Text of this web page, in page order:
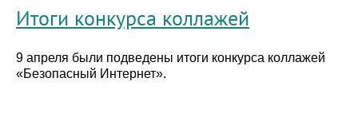
Итоги конкурса коллажей
9 апреля были подведены итоги конкурса коллажей
«Безопасный Интернет».